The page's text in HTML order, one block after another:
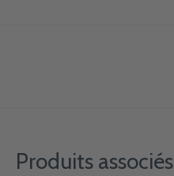
Produits associés